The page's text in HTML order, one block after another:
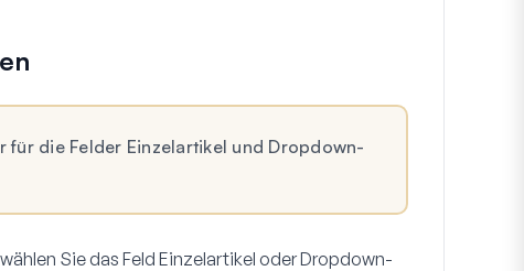
für die Felder Einzelartikel und Dropdown-
Sie das Feld Einzelartikel oder Dropdown-